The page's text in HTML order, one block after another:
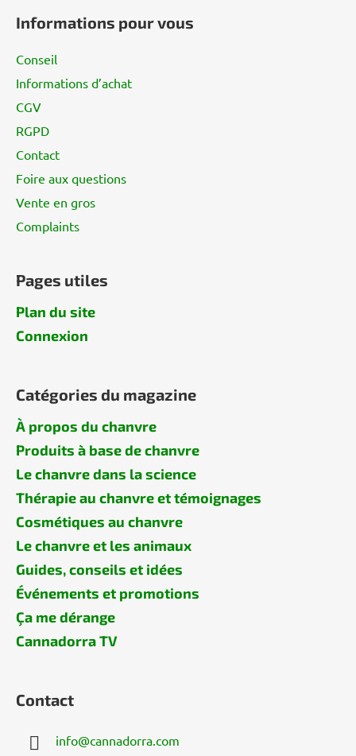
Informations pour vous
Conseil
Informations d’achat
CGV
RGPD
Contact
Foire aux questions
Vente en gros
Complaints
Pages utiles
Plan du site
Connexion
Catégories du magazine
À propos du chanvre
Produits à base de chanvre
Le chanvre dans la science
Thérapie au chanvre et témoignages
Cosmétiques au chanvre
Le chanvre et les animaux
Guides, conseils et idées
Événements et promotions
Ça me dérange
Cannadorra TV
Contact
info@cannadorra.com